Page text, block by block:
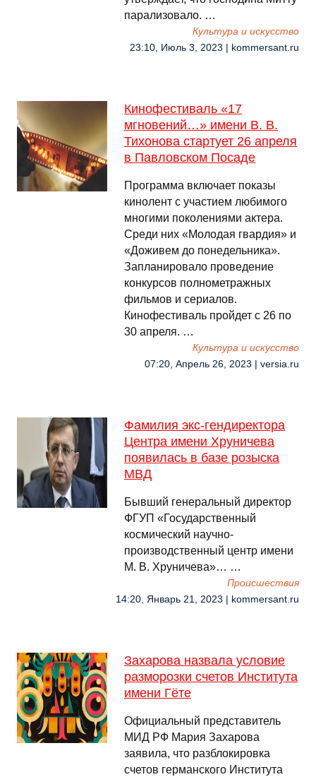
парализовало. …
Культура и искусство
23:10, Июль 3, 2023 | kommersant.ru
Кинофестиваль «17
мгновений…» имени В. В.
Тихонова стартует 26 апреля
в Павловском Посаде
Программа включает показы
кинолент с участием любимого
многими поколениями актера.
Среди них «Молодая гвардия» и
«Доживем до понедельника».
Запланировало проведение
конкурсов полнометражных
фильмов и сериалов.
Кинофестиваль пройдет с 26 по
30 апреля. …
Культура и искусство
07:20, Апрель 26, 2023 | versia.ru
Фамилия экс-гендиректора
Центра имени Хруничева
появилась в базе розыска
МВД
Бывший генеральный директор
ФГУП «Государственный
космический научно-
производственный центр имени
М. В. Хруничева»… …
Происшествия
14:20, Январь 21, 2023 | kommersant.ru
Захарова назвала условие
разморозки счетов Института
имени Гёте
Официальный представитель
МИД РФ Мария Захарова
заявила, что разблокировка
счетов германского Института